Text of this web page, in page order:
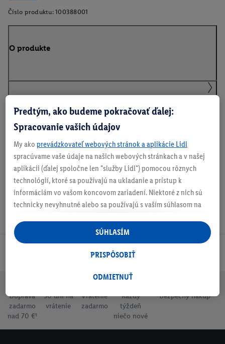
Číslo produktu: 100388001
O produkte
Na stiahnutie
Odoberaj Newsletter!
Doprava
zadarmo
nad 70 €¹
30 dní na
vrátenie
Vrátenie
zadarmo
Každý
týždeň
niečo nové
Bezpečný nákup
Predtým, ako budeme pokračovať ďalej:
Spracovanie vašich údajov
My ako prevádzkovateľ webových stránok a aplikácie Lidl
spracúvame vaše údaje na našich webových stránkach a v našej
aplikácii (ďalej spoločne len "služby Lidl") pomocou rôznych
technológií, ktoré sa používajú na ukladanie a prístup k
informáciám vo vašom koncovom zariadení. Niektoré z nich sú
technicky nevyhnutné alebo sa používajú s vaším súhlasom na
personalizovanú reklamu v rámci služieb Lidl aj mimo nich. Ak
ste účastníkom programu Lidl Plus, na tieto účely sa spracúvajú
aj údaje z vášho nákupného správania v obchode.
následne si vytvoríte účet Lidl Plus alebo sa prihlásite do svojho
tiež vytvoriť špeciálny online identifikátor z e-mailovej adresy,
ktorú tam uvediete, aby sme vás mohli rozpoznať v službách
ODMIETNUŤ
PRISPÔSOBIŤ
SÚHLASÍM